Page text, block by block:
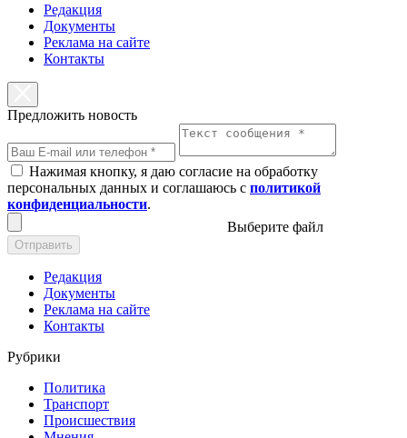
Редакция
Документы
Реклама на сайте
Контакты
Предложить новость
Нажимая кнопку, я даю согласие на обработку
персональных данных и соглашаюсь с политикой
конфиденциальности.
Выберите файл
Отправить
Редакция
Документы
Реклама на сайте
Контакты
Рубрики
Политика
Транспорт
Происшествия